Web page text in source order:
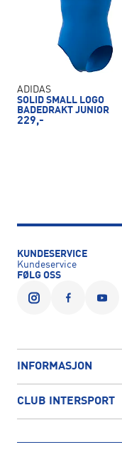
ADIDAS
SOLID SMALL LOGO
BADEDRAKT JUNIOR
229,-
KUNDESERVICE
Kundeservice
FØLG OSS
INFORMASJON
CLUB INTERSPORT